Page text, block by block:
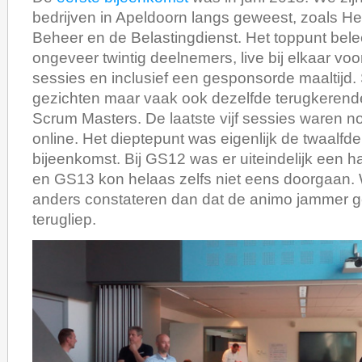
bedrijven in Apeldoorn langs geweest, zoals
Beheer en de Belastingdienst. Het toppunt
ongeveer twintig deelnemers, live bij elkaar
sessies en inclusief een gesponsorde maaltijd.
gezichten maar vaak ook dezelfde
Scrum Masters. De laatste vijf sessies waren
online. Het dieptepunt was eigenlijk de
bijeenkomst. Bij GS12 was er uiteindelijk een
en GS13 kon helaas zelfs niet eens doorgaan.
anders constateren dan dat de animo jammer
terugliep.